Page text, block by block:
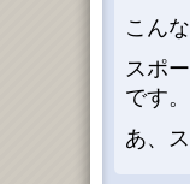
こん
スポ
です。
あ、